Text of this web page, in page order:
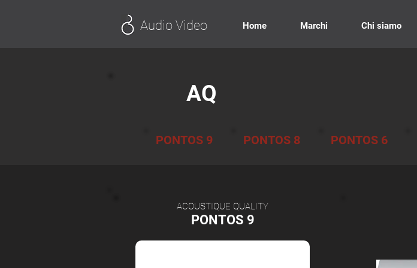
Audio Video Home Marchi Chi siamo
AQ
PONTOS 9 PONTOS 8 PONTOS 6
ACOUSTIQUE QUALITY
PONTOS 9